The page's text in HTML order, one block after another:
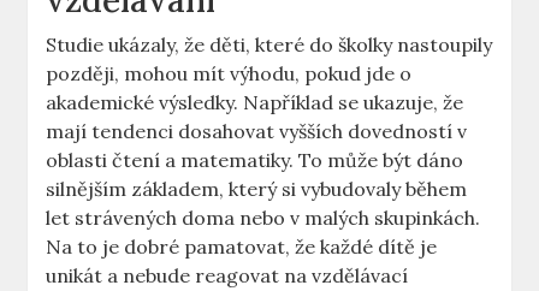
Studie ukázaly, že děti, které do školky nastoupily
později, mohou mít výhodu, pokud jde o
akademické výsledky. Například se ukazuje, že
mají tendenci dosahovat vyšších dovedností v
oblasti čtení a matematiky. To může být dáno
silnějším základem, který si vybudovaly během
let strávených doma nebo v malých skupinkách.
Na to je dobré pamatovat, že každé dítě je
unikát a nebude reagovat na vzdělávací